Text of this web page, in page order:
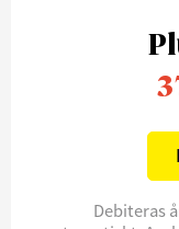
Debiteras